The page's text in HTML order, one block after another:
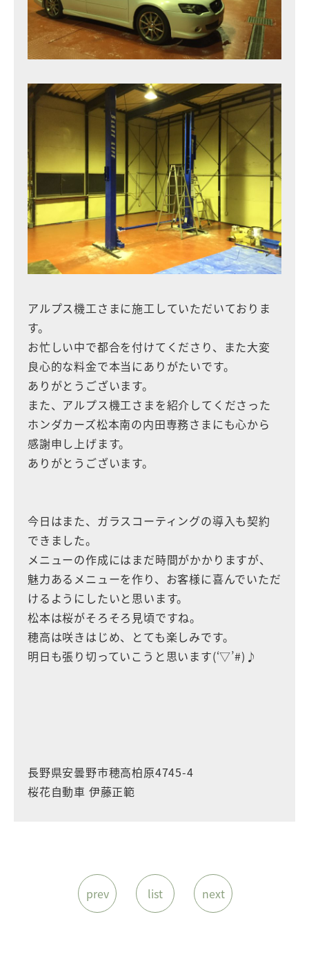
アルプス機工さまに施工していただいておりま
す。
お忙しい中で都合を付けてくださり、また大変
良心的な料金で本当にありがたいです。
ありがとうございます。
また、アルプス機工さまを紹介してくださった
ホンダカーズ松本南の内田専務さまにも心から
感謝申し上げます。
ありがとうございます。
今日はまた、ガラスコーティングの導入も契約
できました。
メニューの作成にはまだ時間がかかりますが、
魅力あるメニューを作り、お客様に喜んでいただ
けるようにしたいと思います。
松本は桜がそろそろ見頃ですね。
穂高は咲きはじめ、とても楽しみです。
明日も張り切っていこうと思います(‘▽’#)♪
長野県安曇野市穂高柏原4745-4
桜花自動車 伊藤正範
prev list next